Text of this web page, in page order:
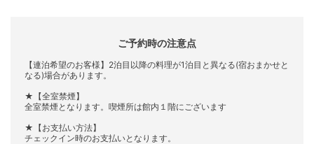
ご予約時の注意点
【連泊希望のお客様】2泊目以降の料理が1泊目と異なる(宿おまかせと
なる)場合があります。
★【全室禁煙】
全室禁煙となります。喫煙所は館内１階にございます
★【お支払い方法】
チェックイン時のお支払いとなります。